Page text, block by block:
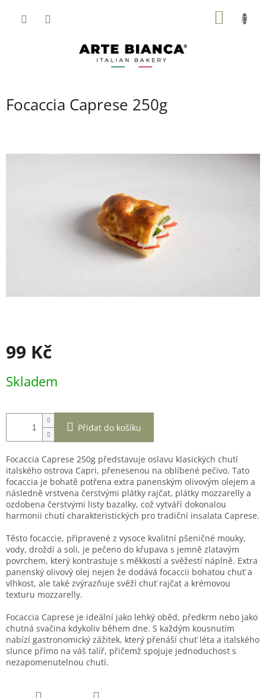
Focaccia Caprese 250g
99 Kč
cena:
Skladem
Přidat do košíku
Focaccia Caprese 250g představuje oslavu klasických chutí
italského ostrova Capri, přenesenou na oblíbené pečivo. Tato
focaccia je bohatě potřena extra panenským olivovým olejem a
následně vrstvena čerstvými plátky rajčat, plátky mozzarelly a
ozdobena čerstvými listy bazalky, což vytváří dokonalou
harmonii chutí charakteristických pro tradiční insalata Caprese.
Těsto focaccie, připravené z vysoce kvalitní pšeničné mouky,
vody, droždí a soli, je pečeno do křupava s jemně zlatavým
povrchem, který kontrastuje s měkkostí a svěžestí náplně. Extra
panenský olivový olej nejen že dodává focaccii bohatou chuť a
vlhkost, ale také zvýrazňuje svěží chuť rajčat a krémovou
texturu mozzarelly.
Focaccia Caprese je ideální jako lehký oběd, předkrm nebo jako
chutná svačina kdykoliv během dne. S každým kousnutím
nabízí gastronomický zážitek, který přenáší chuť léta a italského
slunce přímo na váš talíř, přičemž spojuje jednoduchost s
nezapomenutelnou chutí.